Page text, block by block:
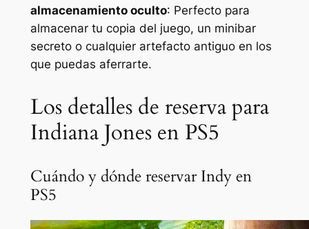
almacenamiento oculto: Perfecto para
almacenar tu copia del juego, un minibar
secreto o cualquier artefacto antiguo en los
que puedas aferrarte.
Los detalles de reserva para
Indiana Jones en PS5
Cuándo y dónde reservar Indy en
PS5